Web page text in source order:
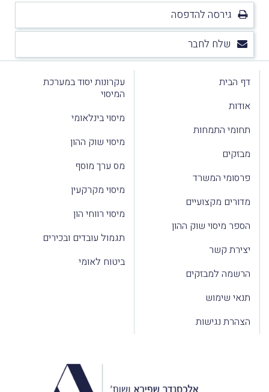
גירסה להדפסה
שלח לחבר
דף הבית
אודות
תחומי התמחות
מבזקים
פרסומי המשרד
מדורים מקצועיים
הספר מיסוי שוק ההון
יצירת קשר
הרשמה למבזקים
תנאי שימוש
הצהרת נגישות
עקרונות יסוד במערכת
המיסוי
מיסוי בינלאומי
מיסוי שוק ההון
מס ערך מוסף
מיסוי מקרקעין
מיסוי רווחי הון
תגמול עובדים ובכירים
ביטוח לאומי